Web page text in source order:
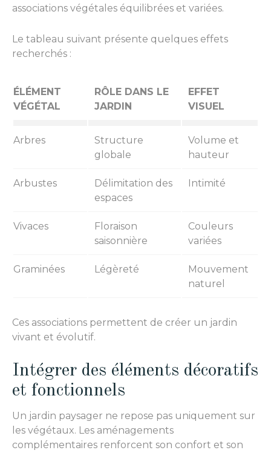
associations végétales équilibrées et variées.
Le tableau suivant présente quelques effets
recherchés :
ÉLÉMENT
VÉGÉTAL
RÔLE DANS LE
JARDIN
EFFET
VISUEL
Arbres
Structure
globale
Volume et
hauteur
Arbustes
Délimitation des
espaces
Intimité
Vivaces
Floraison
saisonnière
Couleurs
variées
Graminées Légèreté
Mouvement
naturel
Ces associations permettent de créer un jardin
vivant et évolutif.
Intégrer des éléments décoratifs
et fonctionnels
Un jardin paysager ne repose pas uniquement sur
les végétaux. Les aménagements
complémentaires renforcent son confort et son